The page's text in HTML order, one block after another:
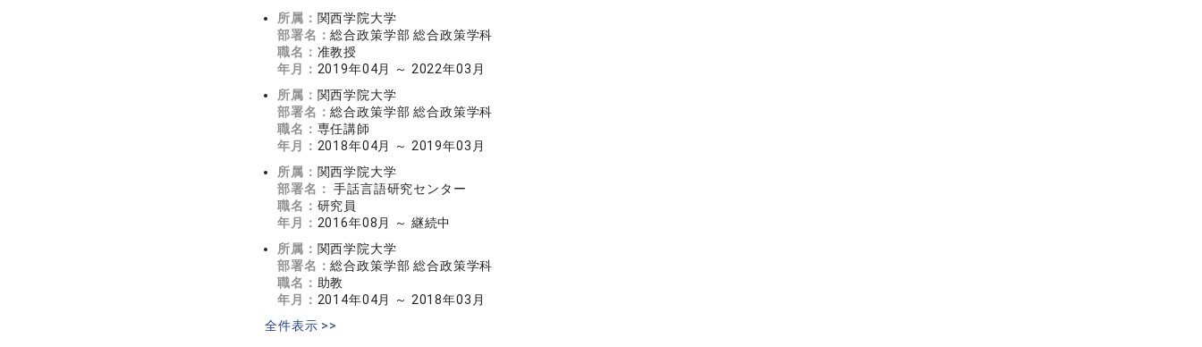
所属： 関西学院大学
部署名：総合政策学部 総合政策学科
職名： 准教授
年月： 2019年04月 ～ 2022年03月
所属： 関西学院大学
部署名：総合政策学部 総合政策学科
職名： 専任講師
年月： 2018年04月 ～ 2019年03月
所属： 関西学院大学
部署名： 手話言語研究センター
職名： 研究員
年月： 2016年08月 ～ 継続中
所属： 関西学院大学
部署名：総合政策学部 総合政策学科
職名： 助教
年月： 2014年04月 ～ 2018年03月
全件表示 >>